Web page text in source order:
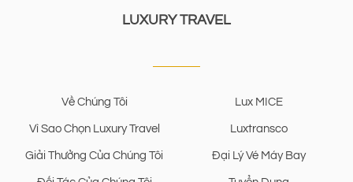
LUXURY TRAVEL
Về Chúng Tôi
Vì Sao Chọn Luxury Travel
Giải Thưởng Của Chúng Tôi
Lux MICE
Luxtransco
Đại Lý Vé Máy Bay